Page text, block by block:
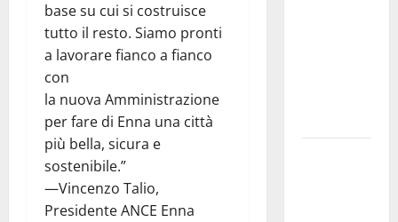
base su cui si costruisce
tutto il resto. Siamo pronti
a lavorare fianco a fianco
con
la nuova Amministrazione
per fare di Enna una città
più bella, sicura e
sostenibile.”
—Vincenzo Talio,
Presidente ANCE Enna